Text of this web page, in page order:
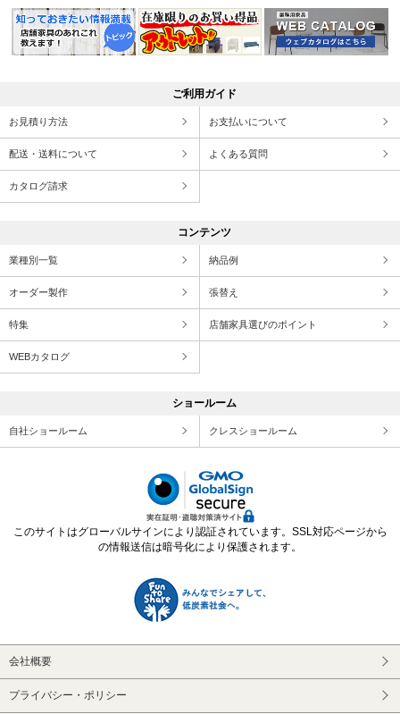
ご利用ガイド
お見積り方法 お支払いについて
配送・送料について よくある質問
カタログ請求
コンテンツ
業種別一覧 納品例
オーダー製作 張替え
特集 店舗家具選びのポイント
WEBカタログ
ショールーム
自社ショールーム クレスショールーム
このサイトはグローバルサインにより認証されています。SSL対応ページから
の情報送信は暗号化により保護されます。
会社概要
プライバシー・ポリシー